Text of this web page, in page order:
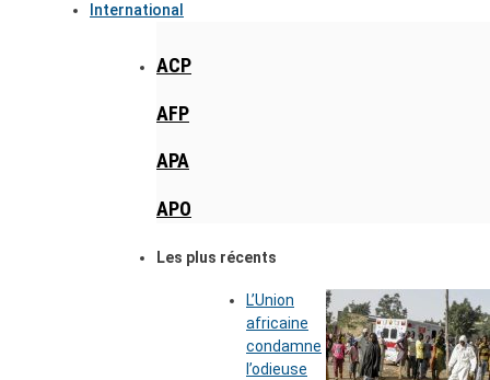
International
ACP
AFP
APA
APO
Les plus récents
L’Union
africaine
condamne
l’odieuse